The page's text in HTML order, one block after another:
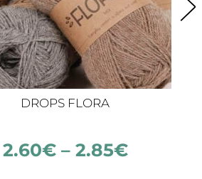
DROPS FLORA
2.60€ – 2.85€